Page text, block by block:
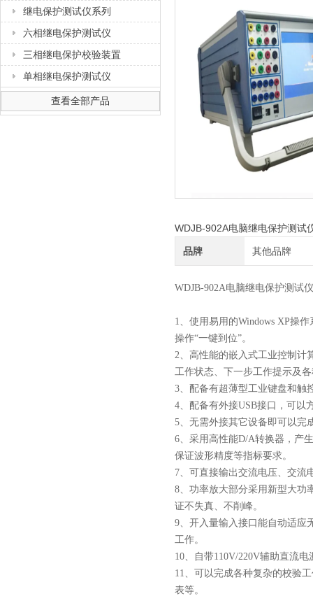
上海徐吉电气有限公司
继电保护测试仪系列
六相继电保护测试仪
三相继电保护校验装置
单相继电保护测试仪
查看全部产品
WDJB-902A电脑继电保护测试
品牌 其他品牌
WDJB-902A电脑继电保护测试仪
1、使用易用的Windows XP操
操作“一键到位”。
2、高性能的嵌入式工业控制计
工作状态、下一步工作提示及
3、配备有超薄型工业键盘和触
4、配备有外接USB接口，可以
5、无需外接其它设备即可以完
6、采用高性能D/A转换器，产
保证波形精度等指标要求。
7、可直接输出交流电压、交流
8、功率放大部分采用新型大功
证不失真、不削峰。
9、开入量输入接口能自动适应
工作。
10、自带110V/220V辅助直流
11、可以完成各种复杂的校验
表等。